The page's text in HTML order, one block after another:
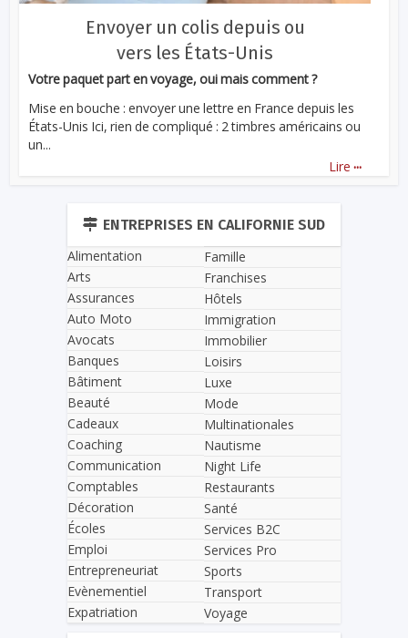
Envoyer un colis depuis ou
vers les États-Unis
Votre paquet part en voyage, oui mais comment ?
Mise en bouche : envoyer une lettre en France depuis les
États-Unis Ici, rien de compliqué : 2 timbres américains ou
un...
Lire ...
ENTREPRISES EN CALIFORNIE SUD
Alimentation
Arts
Assurances
Auto Moto
Avocats
Banques
Bâtiment
Beauté
Cadeaux
Coaching
Communication
Comptables
Décoration
Écoles
Emploi
Entrepreneuriat
Evènementiel
Expatriation
Famille
Franchises
Hôtels
Immigration
Immobilier
Loisirs
Luxe
Mode
Multinationales
Nautisme
Night Life
Restaurants
Santé
Services B2C
Services Pro
Sports
Transport
Voyage